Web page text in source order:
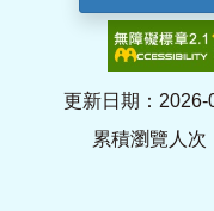
更新日期：
累積瀏覽人次